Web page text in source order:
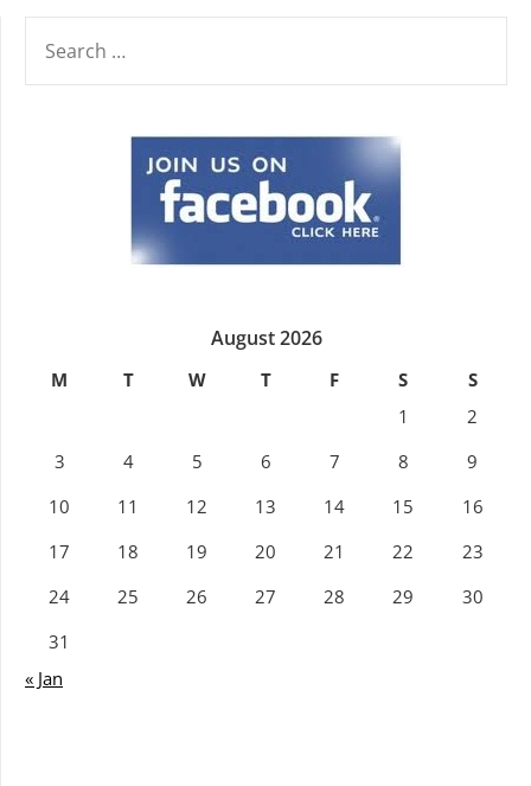
FOR:
August 2026
M T W T F S
S
1
2
3
4 5 6 7 8
9
10
11 12 13 14 15
16
17
18 19 20 21 22
23
24
25 26 27 28 29
30
31
« Jan